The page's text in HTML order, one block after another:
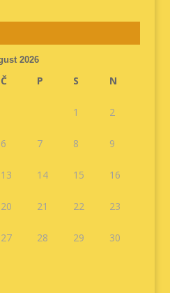
2026
Č P S N
1 2
6 7 8 9
13 14 15 16
20 21 22 23
27 28 29 30